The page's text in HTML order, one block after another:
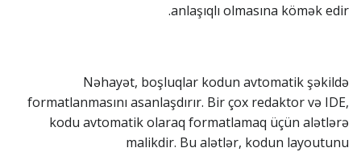
anlaşıqlı olmasına kömək edir.
Nəhayət, boşluqlar kodun avtomatik şəkildə
formatlanmasını asanlaşdırır. Bir çox redaktor və IDE,
kodu avtomatik olaraq formatlamaq üçün alətlərə
malikdir. Bu alətlər, kodun layoutunu